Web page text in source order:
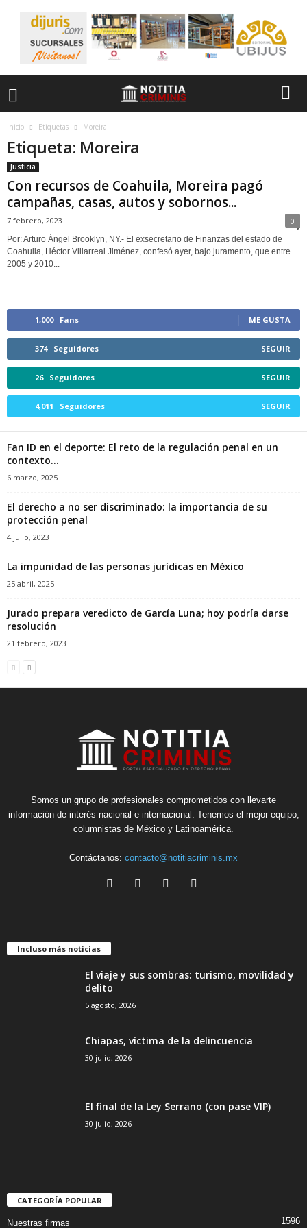
Inicio Etiquetas Moreira
Etiqueta: Moreira
Justicia
Con recursos de Coahuila, Moreira pagó
campañas, casas, autos y sobornos...
7 febrero, 2023 0
Por: Arturo Ángel Brooklyn, NY.- El exsecretario de Finanzas del estado de
Coahuila, Héctor Villarreal Jiménez, confesó ayer, bajo juramento, que entre
2005 y 2010...
1,000 Fans ME GUSTA
374 Seguidores SEGUIR
26 Seguidores SEGUIR
4,011 Seguidores SEGUIR
Fan ID en el deporte: El reto de la regulación penal en un
contexto...
6 marzo, 2025
El derecho a no ser discriminado: la importancia de su
protección penal
4 julio, 2023
La impunidad de las personas jurídicas en México
25 abril, 2025
Jurado prepara veredicto de García Luna; hoy podría darse
resolución
21 febrero, 2023
Somos un grupo de profesionales comprometidos con llevarte
información de interés nacional e internacional. Tenemos el mejor equipo,
columnistas de México y Latinoamérica.
Contáctanos: contacto@notitiacriminis.mx
Incluso más noticias
El viaje y sus sombras: turismo, movilidad y
delito
5 agosto, 2026
Chiapas, víctima de la delincuencia
30 julio, 2026
El final de la Ley Serrano (con pase VIP)
30 julio, 2026
CATEGORÍA POPULAR
Nuestras firmas 1596